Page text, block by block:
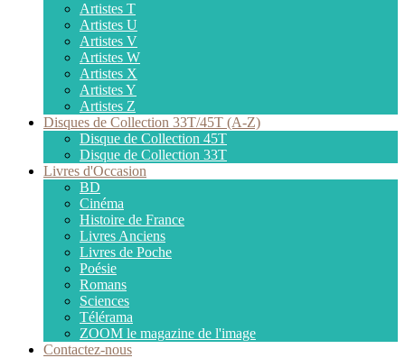
Artistes T
Artistes U
Artistes V
Artistes W
Artistes X
Artistes Y
Artistes Z
Disques de Collection 33T/45T (A-Z)
Disque de Collection 45T
Disque de Collection 33T
Livres d'Occasion
BD
Cinéma
Histoire de France
Livres Anciens
Livres de Poche
Poésie
Romans
Sciences
Télérama
ZOOM le magazine de l'image
Contactez-nous